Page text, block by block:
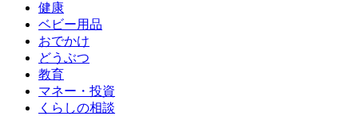
健康
ベビー用品
おでかけ
どうぶつ
教育
マネー・投資
くらしの相談